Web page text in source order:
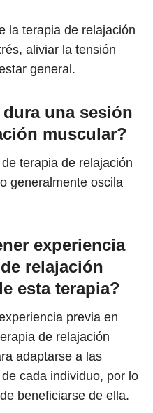
la terapia de relajación
aliviar la tensión
general.
una sesión
muscular?
terapia de relajación
generalmente oscila
experiencia
relajación
esta terapia?
previa en
de relajación
adaptarse a las
cada individuo, por lo
beneficiarse de ella.